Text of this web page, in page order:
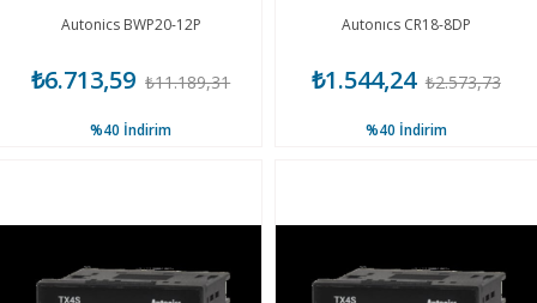
Autonics BWP20-12P
₺6.713,59 ₺11.189,31
%40 İndirim
Autonıcs CR18-8DP
₺1.544,24 ₺2.573,73
%40 İndirim